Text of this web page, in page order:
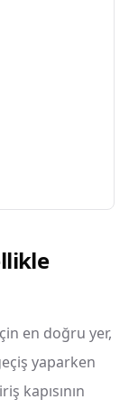
en doğru yer,
yaparken
kapısının